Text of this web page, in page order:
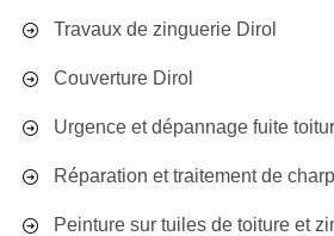
Travaux de zinguerie Dirol
Couverture Dirol
Urgence et dépannage fuite
Réparation et traitement de
Peinture sur tuiles de toiture et